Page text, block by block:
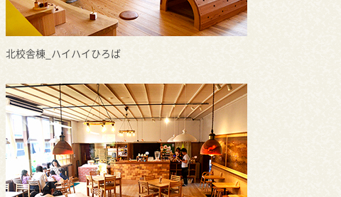
北校舎棟_ハイハイひろば